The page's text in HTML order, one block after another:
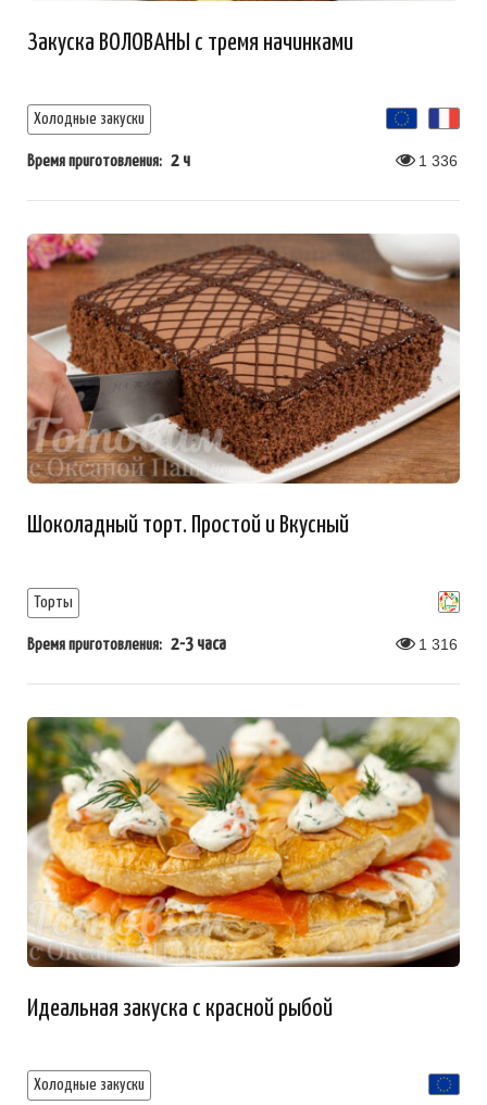
Закуска ВОЛОВАНЫ с тремя начинками
Холодные закуски
Время приготовления: 2 ч 1 336
Шоколадный торт. Простой и Вкусный
Торты
Время приготовления: 2-3 часа 1 316
Идеальная закуска с красной рыбой
Холодные закуски